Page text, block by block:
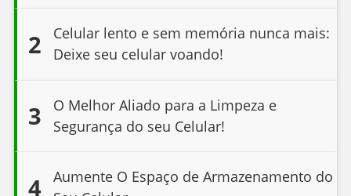
2
Celular lento e sem memória nunca mais:
Deixe seu celular voando!
3
O Melhor Aliado para a Limpeza e
Segurança do seu Celular!
4
Aumente O Espaço de Armazenamento do